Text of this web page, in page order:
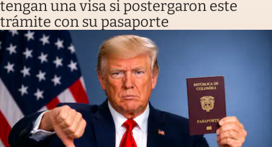
tengan una visa si postergaron este
trámite con su pasaporte